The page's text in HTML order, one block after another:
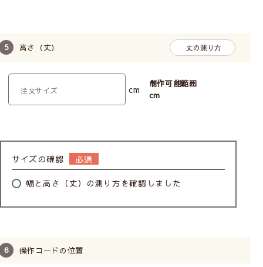
間があきます。光を取りた
いキッチンやトイレの小窓
窓枠の外側の壁に取付ける
大きいサイズにします。光
漏れがなく、室内が見えま
高さ（丈） 丈の測り方
cm
制作可能範囲
cm
サイズの確認
幅と高さ（丈）の測り方を確認しました
操作コードの位置